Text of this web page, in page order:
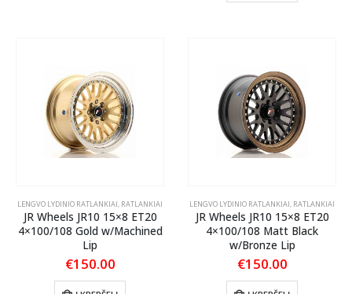
LENGVO LYDINIO RATLANKIAI, RATLANKIAI
JR Wheels JR10 15×8 ET20
4×100/108 Gold w/Machined
Lip
€150.00
LENGVO LYDINIO RATLANKIAI, RATLANKIAI
JR Wheels JR10 15×8 ET20
4×100/108 Matt Black
w/Bronze Lip
€150.00